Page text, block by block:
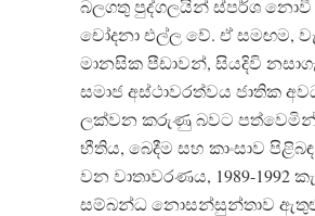
බලගතු පුද්ගලයින් ස්පර්ශ
චෝදනා එල්ල වේ. ඒ සමඟම,
මානසික පීඩාවන්, සියදිවි
සමාජ අස්ථාවරත්වය ජාතික
ලක්වන කරුණු බවට පත්වෙමින්
භීතිය, බෙදීම සහ කාංසාව
වන වාතාවරණය, 1989-1992
සම්බන්ධ නොසන්සුන්තාව